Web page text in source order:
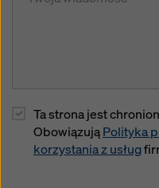
Ta strona jest
ObowiązująPolityka
korzystania z usług